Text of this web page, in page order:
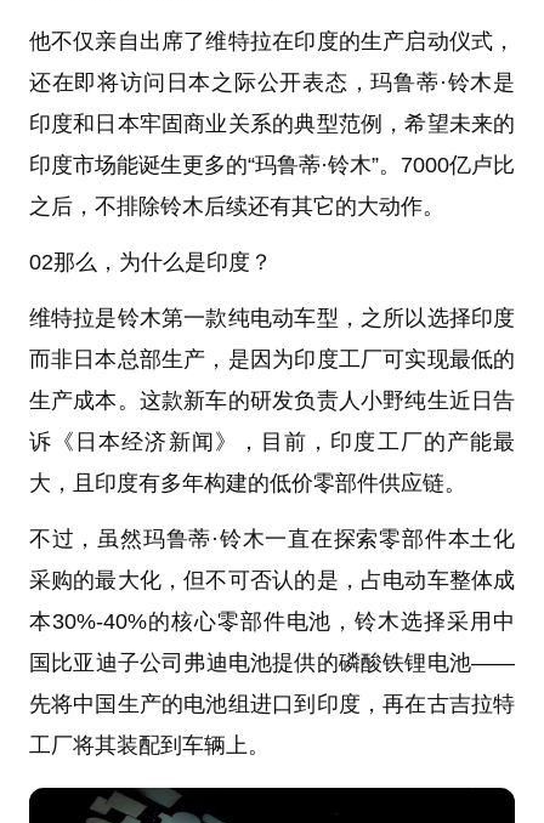
他不仅亲自出席了维特拉在印度的生产启动仪式，
还在即将访问日本之际公开表态，玛鲁蒂·铃木是
印度和日本牢固商业关系的典型范例，希望未来的
印度市场能诞生更多的“玛鲁蒂·铃木”。7000亿卢比
之后，不排除铃木后续还有其它的大动作。
02那么，为什么是印度？
维特拉是铃木第一款纯电动车型，之所以选择印度
而非日本总部生产，是因为印度工厂可实现最低的
生产成本。这款新车的研发负责人小野纯生近日告
诉《日本经济新闻》，目前，印度工厂的产能最
大，且印度有多年构建的低价零部件供应链。
不过，虽然玛鲁蒂·铃木一直在探索零部件本土化
采购的最大化，但不可否认的是，占电动车整体成
本30%-40%的核心零部件电池，铃木选择采用中
国比亚迪子公司弗迪电池提供的磷酸铁锂电池——
先将中国生产的电池组进口到印度，再在古吉拉特
工厂将其装配到车辆上。